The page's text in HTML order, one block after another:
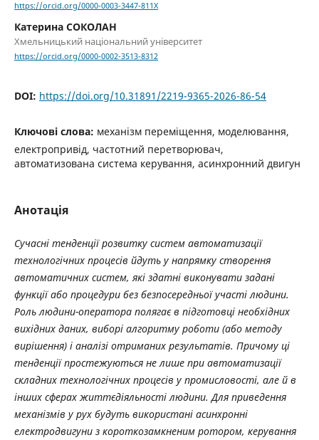
https://orcid.org/0000-0003-3447-811X
Катерина СОКОЛАН
Хмельницький національний університет
https://orcid.org/0000-0002-3513-8312
DOI: https://doi.org/10.31891/2219-9365-2026-86-54
Ключові слова: механізм переміщення, моделювання,
електропривід, частотний перетворювач,
автоматизована система керування, асинхронний двигун
Анотація
Сучасні тенденції розвитку систем автоматизації
технологічних процесів йдуть у напрямку створення
автоматичних систем, які здатні виконувати задані
функції або процедури без безпосередньої участі людини.
Роль людини-оператора полягає в підготовці необхідних
вихідних даних, виборі алгоритму роботи (або методу
вирішення) і аналізі отриманих результатів. Причому ці
тенденції простежуються не лише при автоматизації
складних технологічних процесів у промисловості, але й в
інших сферах життєдіяльності людини. Для приведення
механізмів у рух будуть використані асинхронні
електродвигуни з короткозамкненим ротором, керування